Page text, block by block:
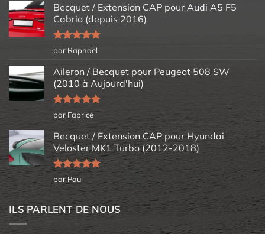
Becquet / Extension CAP pour Audi A5 F5
Cabrio (depuis 2016)
Note5sur
5
par Raphaël
Aileron / Becquet pour Peugeot 508 SW
(2010 à Aujourd'hui)
Note5sur
5
par Fabrice
Becquet / Extension CAP pour Hyundai
Veloster MK1 Turbo (2012-2018)
Note5sur
5
par Paul
ILS PARLENT DE NOUS